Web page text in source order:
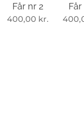
Får nr 2
400,00 kr.
Får